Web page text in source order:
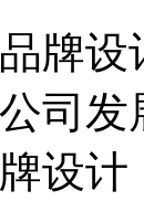
牌
司
设